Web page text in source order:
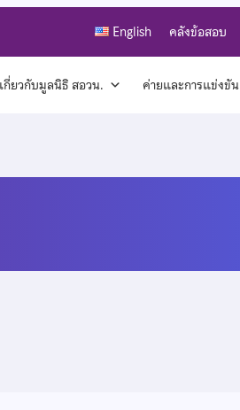
English คลังข้อสอบ
เกี่ยวกับมูลนิธิ สอวน. ค่ายและการแข่งขัน